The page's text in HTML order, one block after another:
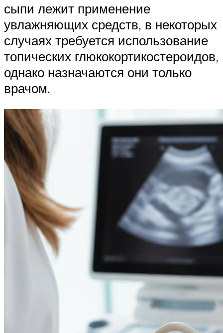
сыпи лежит применение
увлажняющих средств, в некоторых
случаях требуется использование
топических глюкокортикостероидов,
однако назначаются они только
врачом.